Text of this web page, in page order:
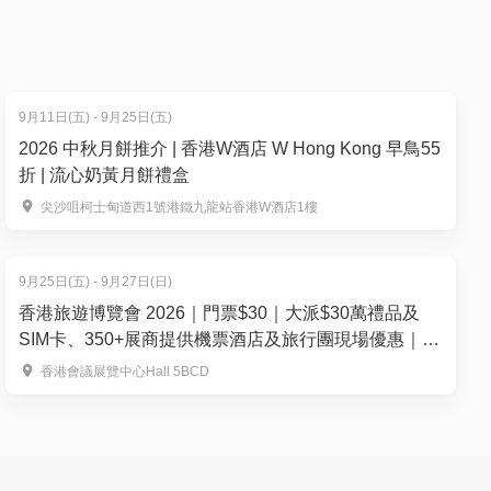
9月11日(五) - 9月25日(五)
2026 中秋月餅推介 | 香港W酒店 W Hong Kong 早鳥55
折 | 流心奶黃月餅禮盒
尖沙咀柯士甸道西1號港鐵九龍站香港W酒店1樓
9月25日(五) - 9月27日(日)
香港旅遊博覽會 2026｜門票$30｜大派$30萬禮品及
SIM卡、350+展商提供機票酒店及旅行團現場優惠｜
9.25-27 灣仔會展
香港會議展覽中心Hall 5BCD